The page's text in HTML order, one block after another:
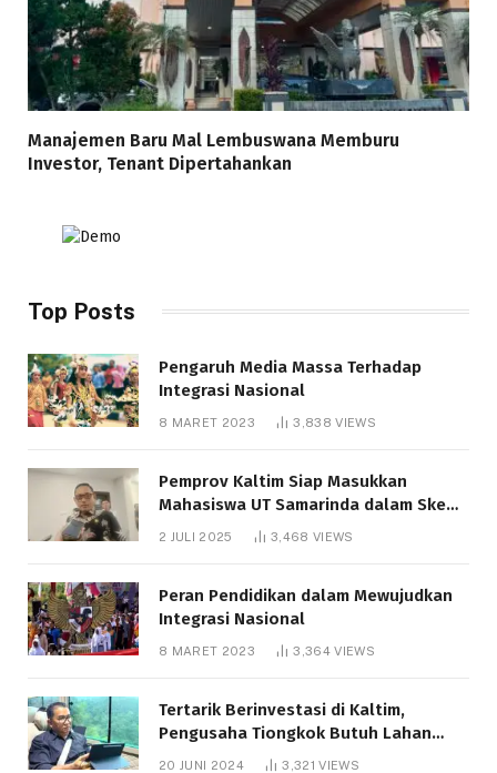
Manajemen Baru Mal Lembuswana Memburu
Investor, Tenant Dipertahankan
Top Posts
Pengaruh Media Massa Terhadap
Integrasi Nasional
8 MARET 2023 3,838VIEWS
Pemprov Kaltim Siap Masukkan
Mahasiswa UT Samarinda dalam Skema
Bantuan Pendidikan Gratispol
2 JULI 2025 3,468 VIEWS
Peran Pendidikan dalam Mewujudkan
Integrasi Nasional
8 MARET 2023 3,364VIEWS
Tertarik Berinvestasi di Kaltim,
Pengusaha Tiongkok Butuh Lahan
1.000 Hektare
20 JUNI 2024 3,321VIEWS